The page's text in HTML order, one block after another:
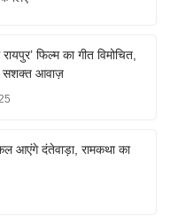
फिल्म का गीत विमोचित,
सशक्त आवाज़
आएंगे दंतेवाड़ा, रामकथा का